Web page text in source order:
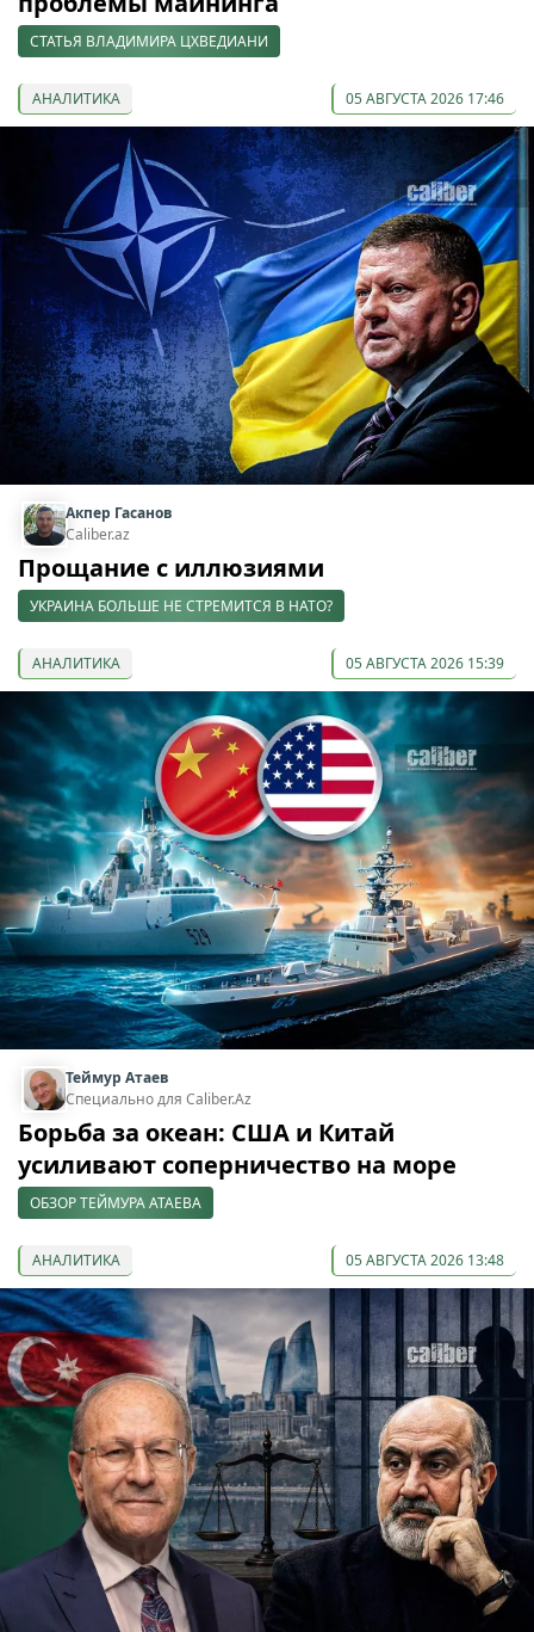
СТАТЬЯ ВЛАДИМИРА ЦХВЕДИАНИ
АНАЛИТИКА 05 АВГУСТА 2026 17:46
Акпер Гасанов
Caliber.az
Прощание с иллюзиями
УКРАИНА БОЛЬШЕ НЕ СТРЕМИТСЯ В НАТО?
АНАЛИТИКА 05 АВГУСТА 2026 15:39
Теймур Атаев
Специально для Caliber.Az
Борьба за океан: США и Китай
усиливают соперничество на море
ОБЗОР ТЕЙМУРА АТАЕВА
АНАЛИТИКА 05 АВГУСТА 2026 13:48